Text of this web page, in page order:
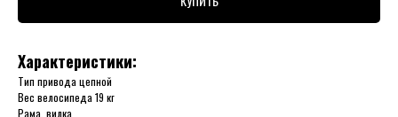
Характеристики:
Тип привода цепной
Вес велосипеда 19 кг
Рама, вилка